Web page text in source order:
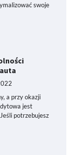
swoje
a przy okazji
jest
potrzebujesz